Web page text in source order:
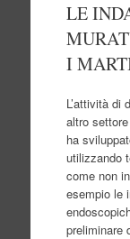
LE
I
L’attività di
altro
ha
utilizzando
come non
esempio le
preliminare